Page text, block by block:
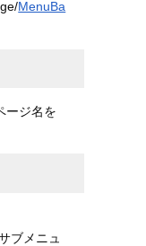
MenuBa
ージ名を
ブメニュ